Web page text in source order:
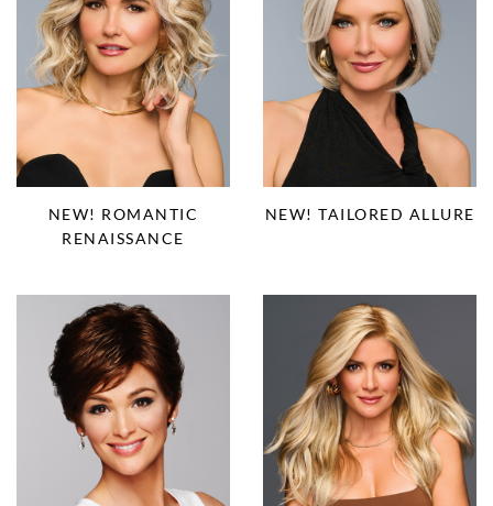
NEW! ROMANTIC
RENAISSANCE
NEW! TAILORED ALLURE